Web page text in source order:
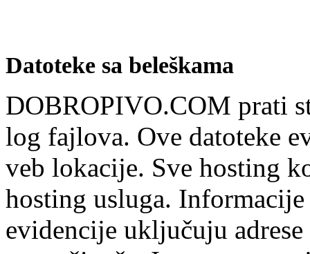
Datoteke sa beleškama
DOBROPIVO.COM prati
log fajlova. Ove datoteke
veb lokacije. Sve hosting
hosting usluga.
evidencije uključuju